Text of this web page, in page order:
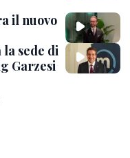
il nuovo
sede di
Garzesi